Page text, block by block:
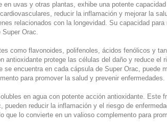
uvas y otras plantas, exhibe una potente
reducir la inflamación y mejorar la
relacionados con la longevidad. Su capacidad
Super Orac.
como flavonoides, polifenoles, ácidos fenólicos y
protege las células del daño y reduce el
encuentra en cada cápsula de Super Orac, puede
para promover la salud y prevenir enfermedades.
en agua con potente acción antioxidante. Este
reducir la inflamación y el riesgo de
lo convierte en un valioso complemento para